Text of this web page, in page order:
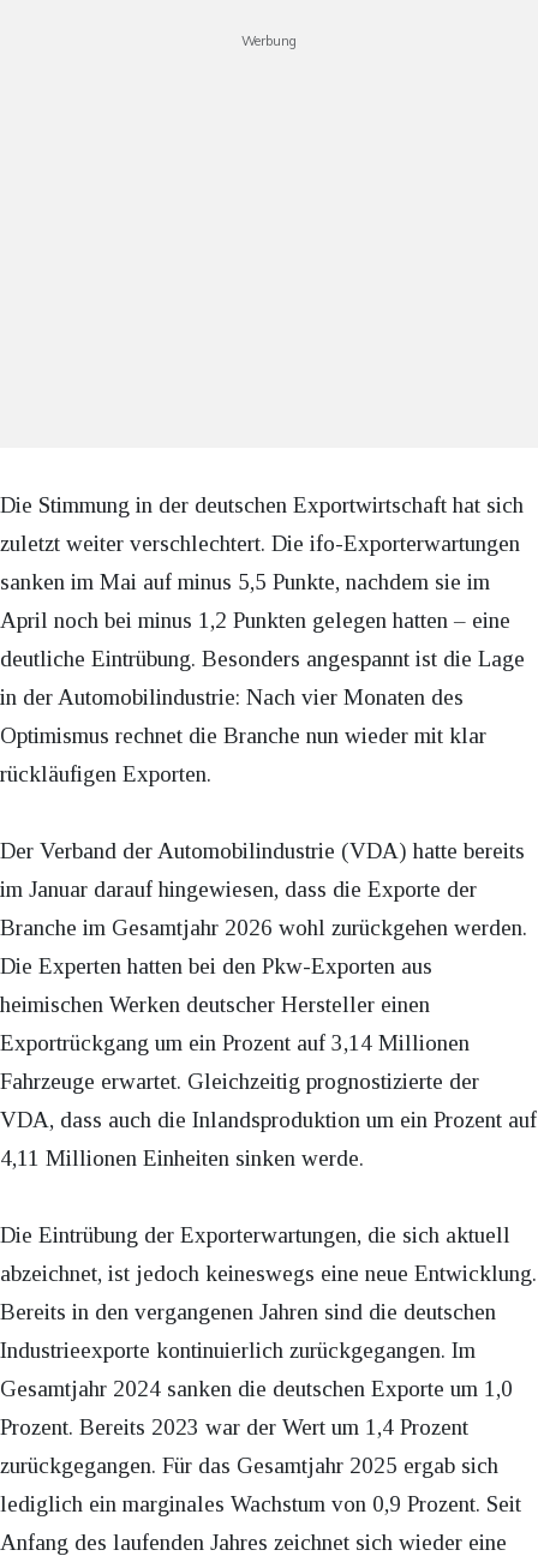
Werbung
Die Stimmung in der deutschen Exportwirtschaft hat sich
zuletzt weiter verschlechtert. Die ifo-Exporterwartungen
sanken im Mai auf minus 5,5 Punkte, nachdem sie im
April noch bei minus 1,2 Punkten gelegen hatten – eine
deutliche Eintrübung. Besonders angespannt ist die Lage
in der Automobilindustrie: Nach vier Monaten des
Optimismus rechnet die Branche nun wieder mit klar
rückläufigen Exporten.
Der Verband der Automobilindustrie (VDA) hatte bereits
im Januar darauf hingewiesen, dass die Exporte der
Branche im Gesamtjahr 2026 wohl zurückgehen werden.
Die Experten hatten bei den Pkw-Exporten aus
heimischen Werken deutscher Hersteller einen
Exportrückgang um ein Prozent auf 3,14 Millionen
Fahrzeuge erwartet. Gleichzeitig prognostizierte der
VDA, dass auch die Inlandsproduktion um ein Prozent auf
4,11 Millionen Einheiten sinken werde.
Die Eintrübung der Exporterwartungen, die sich aktuell
abzeichnet, ist jedoch keineswegs eine neue Entwicklung.
Bereits in den vergangenen Jahren sind die deutschen
Industrieexporte kontinuierlich zurückgegangen. Im
Gesamtjahr 2024 sanken die deutschen Exporte um 1,0
Prozent. Bereits 2023 war der Wert um 1,4 Prozent
zurückgegangen. Für das Gesamtjahr 2025 ergab sich
lediglich ein marginales Wachstum von 0,9 Prozent. Seit
Anfang des laufenden Jahres zeichnet sich wieder eine